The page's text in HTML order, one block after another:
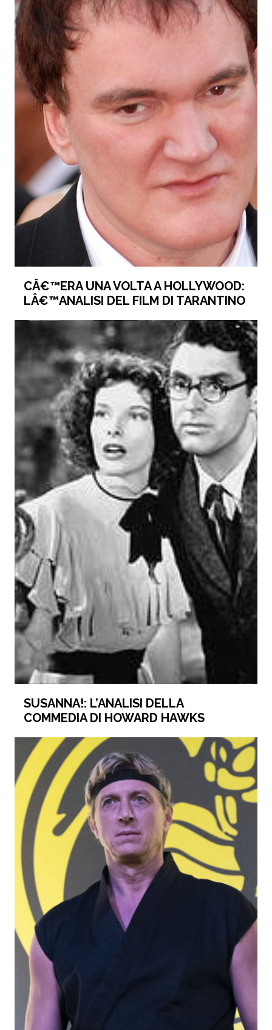
CÂ€™ERA UNA VOLTA A HOLLYWOOD:
LÂ€™ANALISI DEL FILM DI TARANTINO
SUSANNA!: L’ANALISI DELLA
COMMEDIA DI HOWARD HAWKS